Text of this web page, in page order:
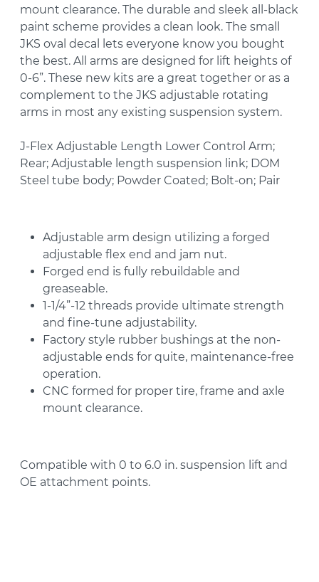
mount clearance. The durable and sleek all-black
paint scheme provides a clean look. The small
JKS oval decal lets everyone know you bought
the best. All arms are designed for lift heights of
0-6”. These new kits are a great together or as a
complement to the JKS adjustable rotating
arms in most any existing suspension system.
J-Flex Adjustable Length Lower Control Arm;
Rear; Adjustable length suspension link; DOM
Steel tube body; Powder Coated; Bolt-on; Pair
Adjustable arm design utilizing a forged
adjustable flex end and jam nut.
Forged end is fully rebuildable and
greaseable.
1-1/4”-12 threads provide ultimate strength
and fine-tune adjustability.
Factory style rubber bushings at the non-
adjustable ends for quite, maintenance-free
operation.
CNC formed for proper tire, frame and axle
mount clearance.
Compatible with 0 to 6.0 in. suspension lift and
OE attachment points.